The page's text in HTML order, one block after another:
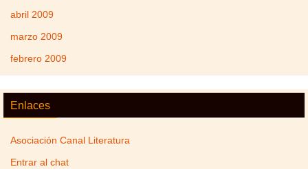
abril 2009
marzo 2009
febrero 2009
Enlaces
Asociación Canal Literatura
Entrar al chat